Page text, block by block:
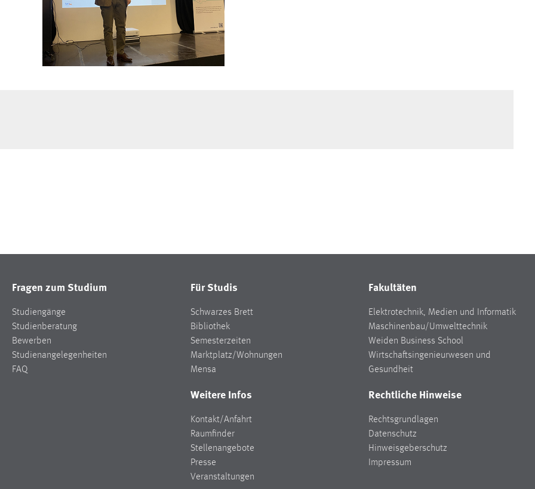
Fragen zum Studium
Studiengänge
Studienberatung
Bewerben
Studienangelegenheiten
FAQ
Für Studis
Schwarzes Brett
Bibliothek
Semesterzeiten
Marktplatz/Wohnungen
Mensa
Fakultäten
Elektrotechnik, Medien und Informatik
Maschinenbau/Umwelttechnik
Weiden Business School
Wirtschaftsingenieurwesen und
Gesundheit
Weitere Infos
Kontakt/Anfahrt
Raumfinder
Stellenangebote
Presse
Veranstaltungen
Rechtliche Hinweise
Rechtsgrundlagen
Datenschutz
Hinweisgeberschutz
Impressum